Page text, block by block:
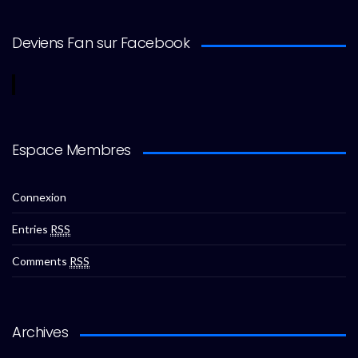
Deviens Fan sur Facebook
Espace Membres
Connexion
Entries RSS
Comments RSS
Archives